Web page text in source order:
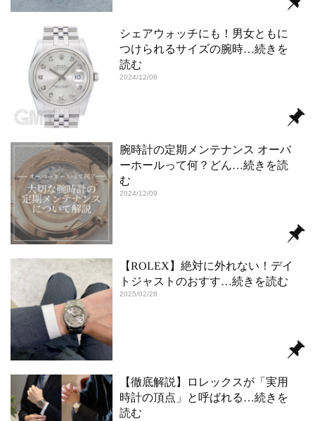
シェアウォッチにも！男女ともに
つけられるサイズの腕時…続きを
読む
2024/12/06
腕時計の定期メンテナンス オーバ
ーホールって何？どん…続きを読
む
2024/12/09
【ROLEX】絶対に外れない！デイ
トジャストのおすす…続きを読む
2025/02/28
【徹底解説】ロレックスが「実用
時計の頂点」と呼ばれる …続きを
読む